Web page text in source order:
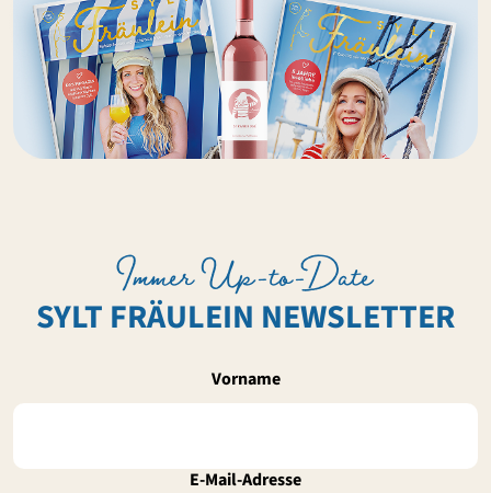
Immer Up-to-Date
SYLT FRÄULEIN NEWSLETTER
Vorname
E-Mail-Adresse